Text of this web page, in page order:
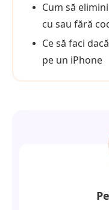
Cum să
cu sau fără
Ce să faci
pe un iPhone